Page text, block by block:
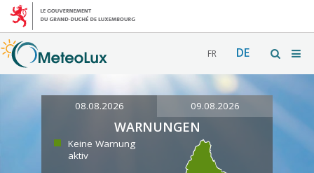
FR DE
08.08.2026 09.08.2026
WARNUNGEN
Keine Warnung
aktiv